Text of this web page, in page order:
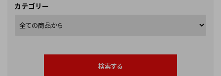
カテゴリー
検索する